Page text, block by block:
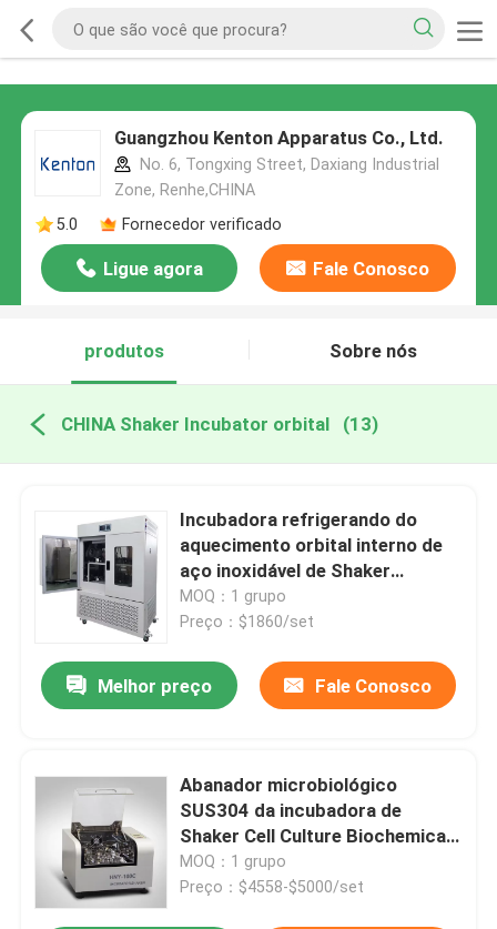
Guangzhou Kenton Apparatus Co., Ltd.
No. 6, Tongxing Street, Daxiang Industrial
Zone, Renhe,CHINA
5.0
Fornecedor verificado
Ligue agora Fale Conosco
produtos Sobre nós
CHINA Shaker Incubator orbital (13)
Incubadora refrigerando do
aquecimento orbital interno de
aço inoxidável de Shaker
Incubator 100L
MOQ：1 grupo
Preço：$1860/set
Melhor preço Fale Conosco
Abanador microbiológico
SUS304 da incubadora de
Shaker Cell Culture Biochemical
Heated da incubadora
MOQ：1 grupo
Preço：$4558-$5000/set